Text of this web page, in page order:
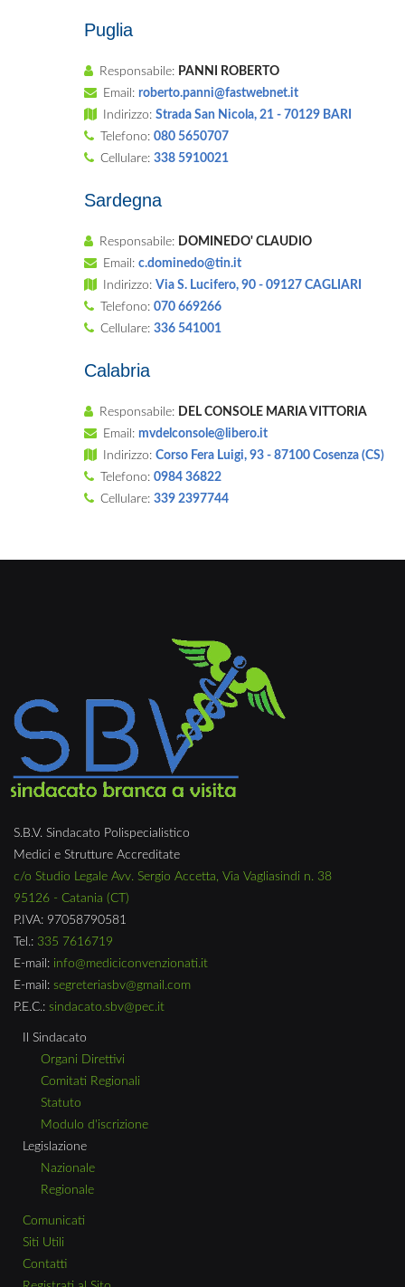
Puglia
Responsabile: PANNI ROBERTO
Email: roberto.panni@fastwebnet.it
Indirizzo: Strada San Nicola, 21 - 70129 BARI
Telefono: 080 5650707
Cellulare: 338 5910021
Sardegna
Responsabile: DOMINEDO' CLAUDIO
Email: c.dominedo@tin.it
Indirizzo: Via S. Lucifero, 90 - 09127 CAGLIARI
Telefono: 070 669266
Cellulare: 336 541001
Calabria
Responsabile: DEL CONSOLE MARIA VITTORIA
Email: mvdelconsole@libero.it
Indirizzo: Corso Fera Luigi, 93 - 87100 Cosenza (CS)
Telefono: 0984 36822
Cellulare: 339 2397744
S.B.V. Sindacato Polispecialistico
Medici e Strutture Accreditate
c/o Studio Legale Avv. Sergio Accetta, Via Vagliasindi n. 38
95126 - Catania (CT)
P.IVA: 97058790581
Tel.: 335 7616719
E-mail: info@mediciconvenzionati.it
E-mail: segreteriasbv@gmail.com
P.E.C.: sindacato.sbv@pec.it
Il Sindacato
Organi Direttivi
Comitati Regionali
Statuto
Modulo d'iscrizione
Legislazione
Nazionale
Regionale
Comunicati
Siti Utili
Contatti